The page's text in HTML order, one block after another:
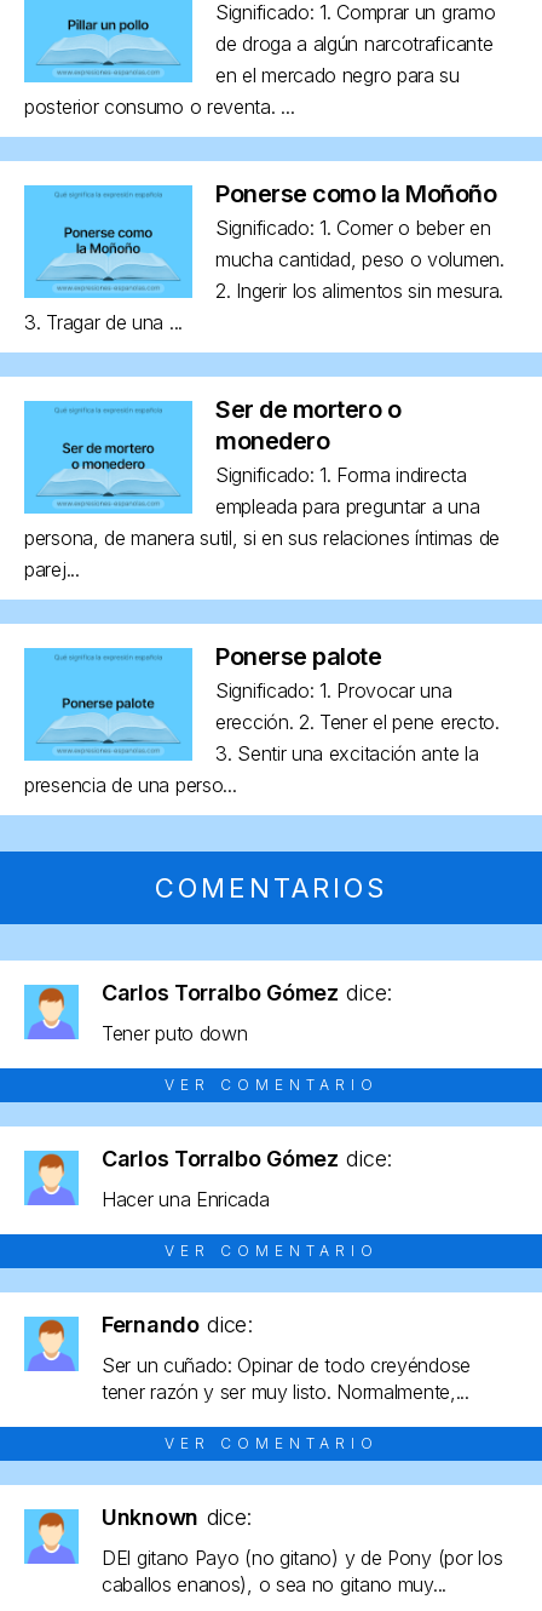
Significado: 1. Comprar un gramo
de droga a algún narcotraficante
en el mercado negro para su
posterior consumo o reventa. ...
Ponerse como la Moñoño
Significado: 1. Comer o beber en
mucha cantidad, peso o volumen.
2. Ingerir los alimentos sin mesura.
3. Tragar de una ...
Ser de mortero o
monedero
Significado: 1. Forma indirecta
empleada para preguntar a una
persona, de manera sutil, si en sus relaciones íntimas de
parej...
Ponerse palote
Significado: 1. Provocar una
erección. 2. Tener el pene erecto.
3. Sentir una excitación ante la
presencia de una perso...
COMENTARIOS
Carlos Torralbo Gómez dice:
Tener puto down
VER COMENTARIO
Carlos Torralbo Gómez dice:
Hacer una Enricada
VER COMENTARIO
Fernando dice:
Ser un cuñado: Opinar de todo creyéndose
tener razón y ser muy listo. Normalmente,...
VER COMENTARIO
Unknown dice:
DEl gitano Payo (no gitano) y de Pony (por los
caballos enanos), o sea no gitano muy...